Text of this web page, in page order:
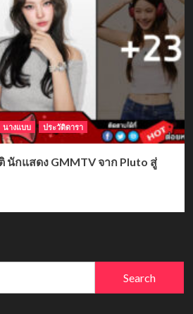
นางแบบ ประวัติดารา
นักแสดง GMMTV จาก Pluto สู่